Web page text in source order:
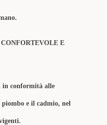
.
E
in conformità alle
e il cadmio, nel